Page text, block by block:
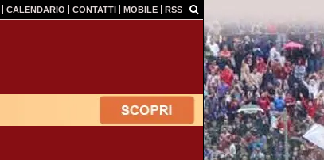
CALENDARIO CONTATTI MOBILE RSS